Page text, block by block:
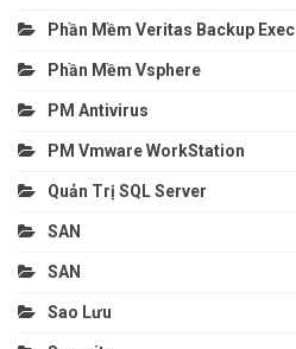
Phần Mềm Veritas Backup Exec
Phần Mềm Vsphere
PM Antivirus
PM Vmware WorkStation
Quản Trị SQL Server
SAN
SAN
Sao Lưu